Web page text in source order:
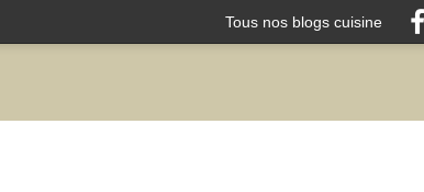
Tous nos blogs cuisine